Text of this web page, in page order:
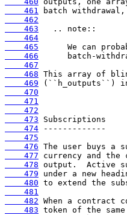
    461
    462
    463
    464
    465
    466
    467
    468
    469
    470
    471
    472
    473
    474
    475
    476
    477
    478
    479
    480
    481
    482
    483